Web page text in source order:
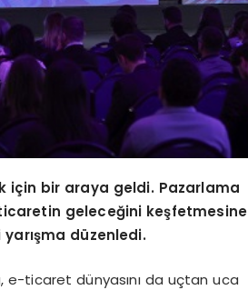
için bir araya geldi. Pazarlama
ticaretin geleceğini keşfetmesine
düzenledi.
e-ticaret dünyasını da uçtan uca